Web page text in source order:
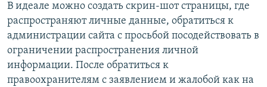
В идеале можно создать скрин-шот страницы, где
распространяют личные данные, обратиться к
администрации сайта с просьбой посодействовать в
ограничении распространения личной
информации. После обратиться к
правоохранителям с заявлением и жалобой как на